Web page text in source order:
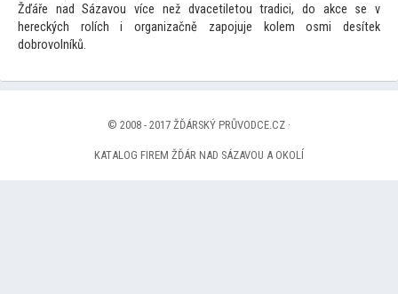
Žďáře nad Sázavou více než dvacetiletou tradici, do akce se v
hereckých rolích i organizačně zapojuje kolem osmi desítek
dobrovolníků.
© 2008 - 2017 ŽĎÁRSKÝ PRŮVODCE.CZ ·
KATALOG FIREM ŽĎÁR NAD SÁZAVOU A OKOLÍ